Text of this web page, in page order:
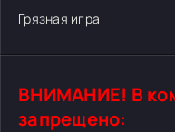
Грязная игра
ВНИМАНИЕ! В
запрещено: